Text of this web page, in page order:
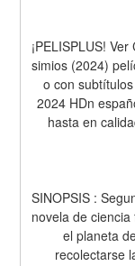
¡PELISPLUS!
simios (2024)
o con
2024 HDn
hasta en
SINOPSIS :
novela de
el planeta
recolectarse